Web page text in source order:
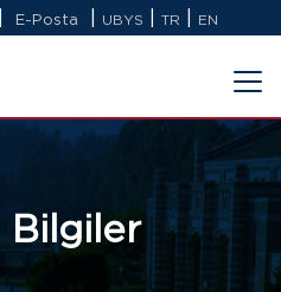
E-Posta UBYS TR EN
Bilgiler